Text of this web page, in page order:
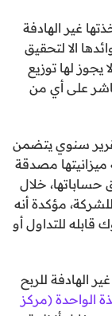
غير الهادفة
الا لتحقيق
يجوز لها توزيع
على أي من
سنوي يتضمن
ميزانيتها مصدقة
خلال
للشركة، مؤكدة أنه
للتداول أو
الهادفة للربح
الواحدة (مركز